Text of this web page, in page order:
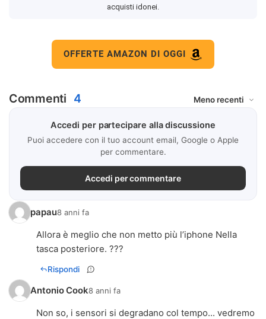
acquisti idonei.
OFFERTE AMAZON DI OGGI
Commenti 4
Accedi per partecipare alla discussione
Puoi accedere con il tuo account email, Google o Apple
per commentare.
Accedi per commentare
papau8 anni fa
Allora è meglio che non metto più l’iphone Nella
tasca posteriore. ???
Rispondi
Antonio Cook8 anni fa
Non so, i sensori si degradano col tempo... vedremo